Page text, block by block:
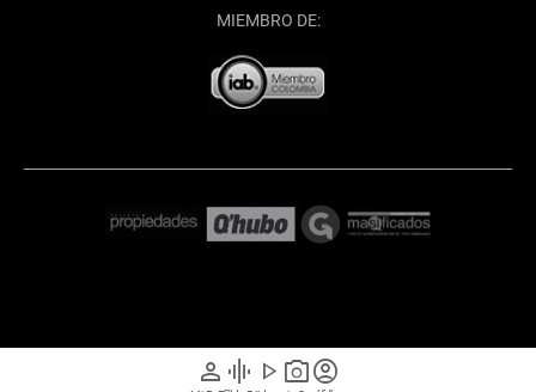
person graphic_eq play_arrow photo_cameraaccount_circle
MIEMBRO DE: